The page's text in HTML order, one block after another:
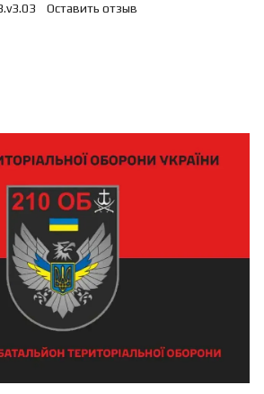
Оставить отзыв